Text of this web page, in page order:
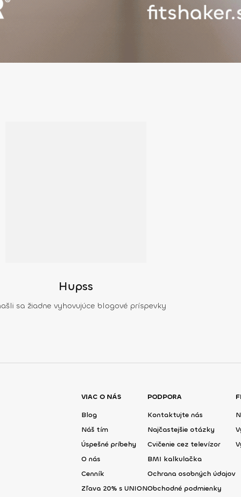
Hupss
sa žiadne vyhovujúce blogové príspevky
VIAC O NÁS
Blog
Náš tím
Úspešné príbehy
O nás
Cenník
Zľava 20% s UNION
PODPORA
Kontaktujte nás
Najčastejšie otázky
Cvičenie cez televízor
BMI kalkulačka
Ochrana osobných údajov
Obchodné podmienky